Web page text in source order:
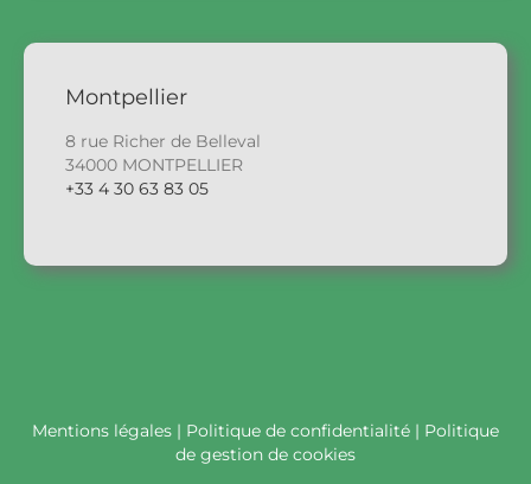
Montpellier
8 rue Richer de Belleval
34000 MONTPELLIER
+33 4 30 63 83 05
Mentions légales | Politique de confidentialité | Politique
de gestion de cookies